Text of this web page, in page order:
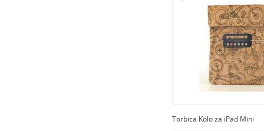
Torbica Kolo za iPad Mini